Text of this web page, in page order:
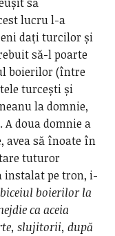
lucru l-a
dați turcilor și
să-l poarte
boierilor (între
turcești și
la domnie,
doua domnie a
avea să înoate în
tuturor
instalat pe tron, i-
boierilor la
ca aceia
slujitorii, după